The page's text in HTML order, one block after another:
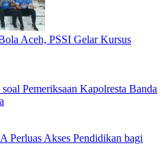
Aceh, PSSI Gelar Kursus
Pemeriksaan Kapolresta Banda
Perluas Akses Pendidikan bagi